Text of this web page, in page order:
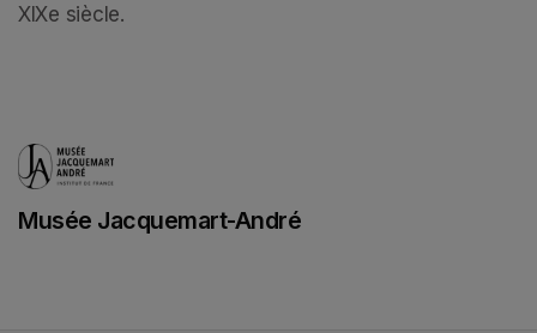
XIXe siècle.
Musée Jacquemart-André